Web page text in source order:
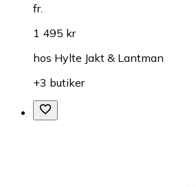
fr.
1 495 kr
hos Hylte Jakt & Lantman
+3 butiker